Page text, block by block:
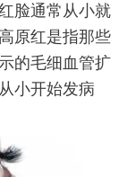
脸通常从小就
原红是指那些
的毛细血管扩
小开始发病